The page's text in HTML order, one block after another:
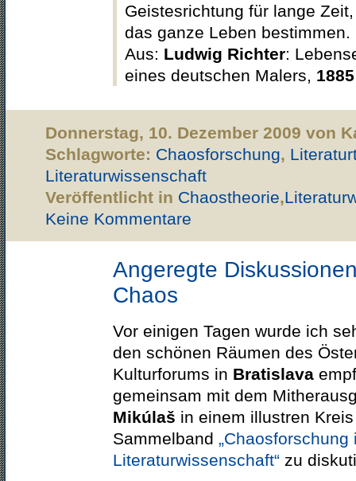
Geistesrichtung für lange
das ganze Leben bestimmen.
Aus: Ludwig Richter:
eines deutschen Malers, 1885
Donnerstag, 10. Dezember 2009 von
Schlagworte: Chaosforschung,
Literaturwissenschaft
Veröffentlicht in Chaostheorie,
Keine Kommentare
Angeregte
Chaos
Vor einigen Tagen wurde ich
den schönen Räumen des
Kulturforums in Bratislava
gemeinsam mit dem
Mikúlaš in einem illustren
Sammelband „Chaosforschung
Literaturwissenschaft“ zu